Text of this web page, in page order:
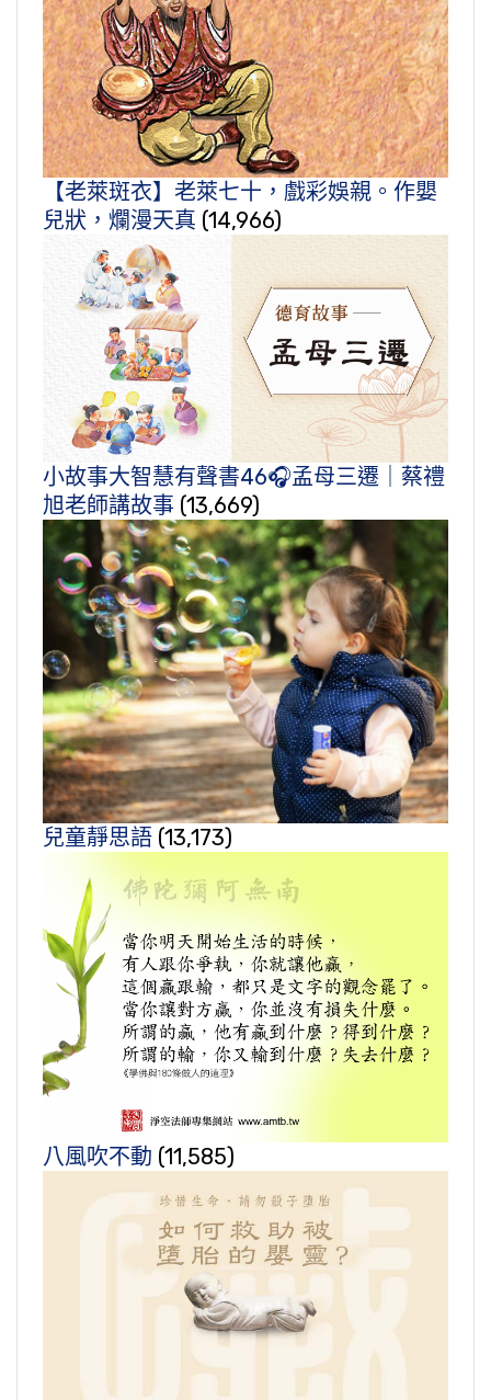
【老萊斑衣】老萊七十，戲彩娛親。作嬰
兒狀，爛漫天真 (14,966)
小故事大智慧有聲書46🎧孟母三遷｜蔡禮
旭老師講故事 (13,669)
兒童靜思語 (13,173)
八風吹不動 (11,585)